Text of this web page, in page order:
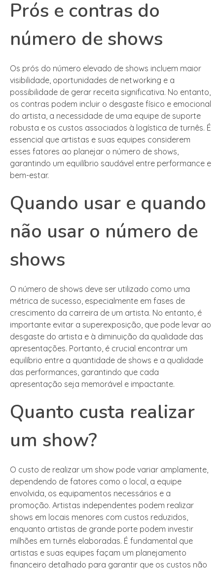
Prós e contras do
número de shows
Os prós do número elevado de shows incluem maior
visibilidade, oportunidades de networking e a
possibilidade de gerar receita significativa. No entanto,
os contras podem incluir o desgaste físico e emocional
do artista, a necessidade de uma equipe de suporte
robusta e os custos associados à logística de turnês. É
essencial que artistas e suas equipes considerem
esses fatores ao planejar o número de shows,
garantindo um equilíbrio saudável entre performance e
bem-estar.
Quando usar e quando
não usar o número de
shows
O número de shows deve ser utilizado como uma
métrica de sucesso, especialmente em fases de
crescimento da carreira de um artista. No entanto, é
importante evitar a superexposição, que pode levar ao
desgaste do artista e à diminuição da qualidade das
apresentações. Portanto, é crucial encontrar um
equilíbrio entre a quantidade de shows e a qualidade
das performances, garantindo que cada
apresentação seja memorável e impactante.
Quanto custa realizar
um show?
O custo de realizar um show pode variar amplamente,
dependendo de fatores como o local, a equipe
envolvida, os equipamentos necessários e a
promoção. Artistas independentes podem realizar
shows em locais menores com custos reduzidos,
enquanto artistas de grande porte podem investir
milhões em turnês elaboradas. É fundamental que
artistas e suas equipes façam um planejamento
financeiro detalhado para garantir que os custos não